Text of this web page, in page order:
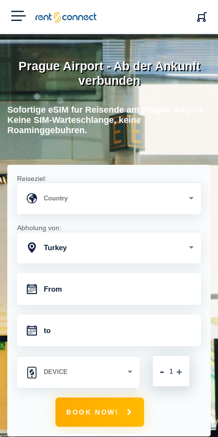
RENT'N
CONNECT
Prague Airport - Ab der Ankunft
verbunden
Sofortige eSIM fur Reisende am Prague Airport.
Keine SIM-Warteschlange, keine
Roaminggebuhren.
Reiseziel:
Abholung von:
Turkey
+
-
BOOK NOW!